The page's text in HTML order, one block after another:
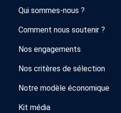
Qui sommes-nous ?
Comment nous soutenir ?
Nos engagements
Nos critères de sélection
Notre modèle économique
Kit média